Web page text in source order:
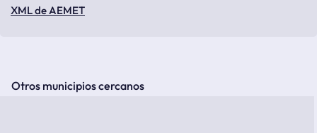
XML de AEMET
Otros municipios cercanos